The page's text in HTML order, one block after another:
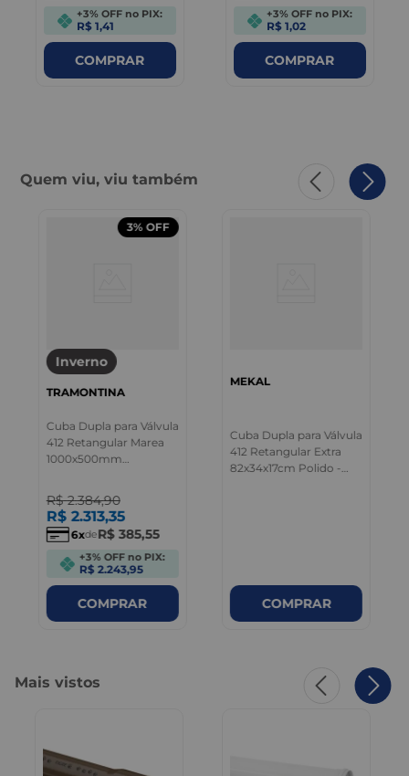
+3% OFF no PIX:
R$ 1,41
COMPRAR
+3% OFF no PIX:
R$ 1,02
COMPRAR
Quem viu, viu também
3% OFF
Inverno
TRAMONTINA
Cuba Dupla para Válvula
412 Retangular Marea
1000x500mm
R$ 2.384,90
R$ 2.313,35
6 deR$ 385,55
+3% OFF no PIX:
R$ 2.243,95
COMPRAR
MEKAL
Cuba Dupla para Válvula
412 Retangular Extra
82x34x17cm Polido -
COMPRAR
Mais vistos